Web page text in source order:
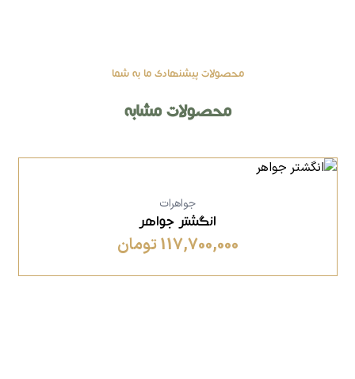
محصولات پیشنهادی ما به شما
محصولات مشابه
جواهرات
انگشتر جواهر
117,700,000 تومان